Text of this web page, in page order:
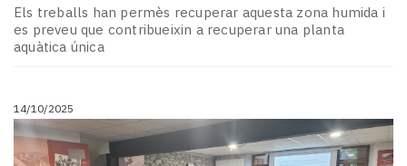
Els treballs han permès recuperar aquesta zona humida i
es preveu que contribueixin a recuperar una planta
aquàtica única
14/10/2025